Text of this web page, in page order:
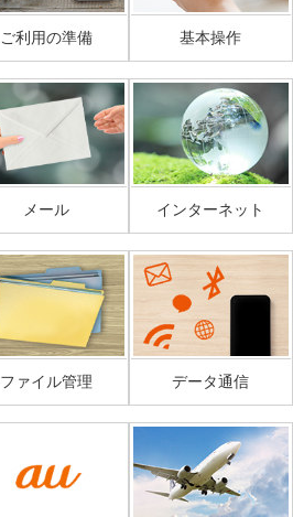
ご利用の準備 基本操作
メール インターネット
ファイル管理 データ通信